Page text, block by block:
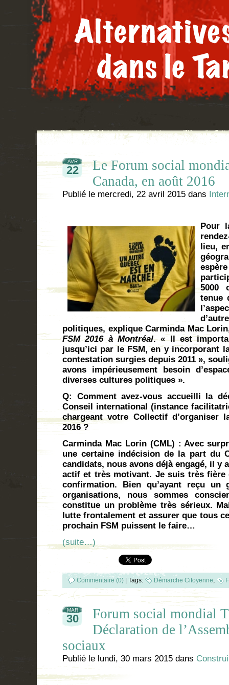
AVR
22
Le Forum social
Canada, en août 2016
Publié le mercredi, 22 avril 2015 dans
Pour
lieu,
5000
tenue
politiques, explique Carminda Mac
FSM 2016 à Montréal. « Il est
jusqu’ici par le FSM, en y incorporant
contestation surgies depuis 2011 »,
avons impérieusement besoin
diverses cultures politiques ».
Q: Comment avez-vous accueilli la
Conseil international (instance
chargeant votre Collectif d’organiser
2016 ?
Carminda Mac Lorin (CML) : Avec
une certaine indécision de la part du
candidats, nous avons déjà engagé, il y
actif et très motivant. Je suis très fière
confirmation. Bien qu’ayant reçu un
organisations, nous sommes
constitue un problème très sérieux.
lutte frontalement et assurer que tous
prochain FSM puissent le faire…
(suite…)
Commentaire (0) Tags: Démarche Citoyenne,
MAR
30
Forum social mondial
Déclaration de
sociaux
Publié le lundi, 30 mars 2015 dans